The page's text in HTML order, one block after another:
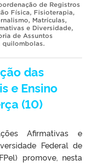
de Registros
Física, Fisioterapia,
, Matrículas,
e Diversidade,
de Assuntos
quilombolas.
das
e Ensino
(10)
Afirmativas e
Federal de
promove, nesta